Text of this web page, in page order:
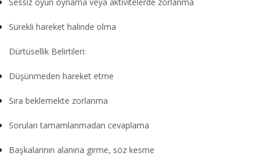
Sürekli hareket halinde olma
Dürtüsellik Belirtileri:
Düşünmeden hareket etme
Sıra beklemekte zorlanma
Soruları tamamlanmadan cevaplama
Başkalarının alanına girme, söz kesme